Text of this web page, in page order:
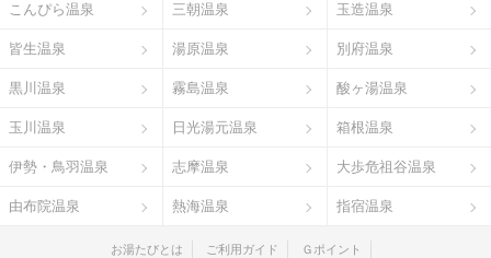
こんぴら温泉 三朝温泉 玉造温泉
皆生温泉 湯原温泉 別府温泉
黒川温泉 霧島温泉 酸ヶ湯温泉
玉川温泉 日光湯元温泉 箱根温泉
伊勢・鳥羽温泉 志摩温泉 大歩危祖谷温泉
由布院温泉 熱海温泉 指宿温泉
お湯たびとは ご利用ガイド Ｇポイント